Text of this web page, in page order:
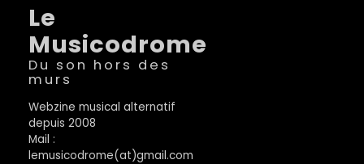
Le
Musicodrome
Du son hors des
murs
Webzine musical alternatif
depuis 2008
Mail :
lemusicodrome(at)gmail.com